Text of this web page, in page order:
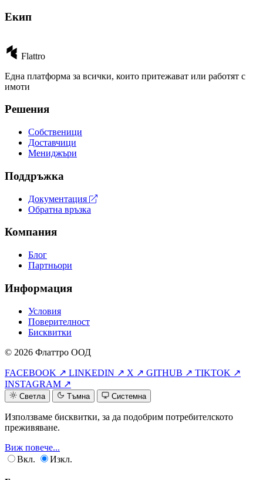
Екип
Flattro
Една платформа за всички, които притежават или работят с
имоти
Решения
Собственици
Доставчици
Мениджъри
Поддръжка
Документация
Обратна връзка
Компания
Блог
Партньори
Информация
Условия
Поверителност
Бисквитки
© 2026 Флаттро ООД
FACEBOOK ↗ LINKEDIN ↗ X ↗ GITHUB ↗ TIKTOK ↗
INSTAGRAM ↗
Светла Тъмна Системна
Използваме бисквитки, за да подобрим потребителското
преживяване.
Виж повече...
Вкл.
Изкл.